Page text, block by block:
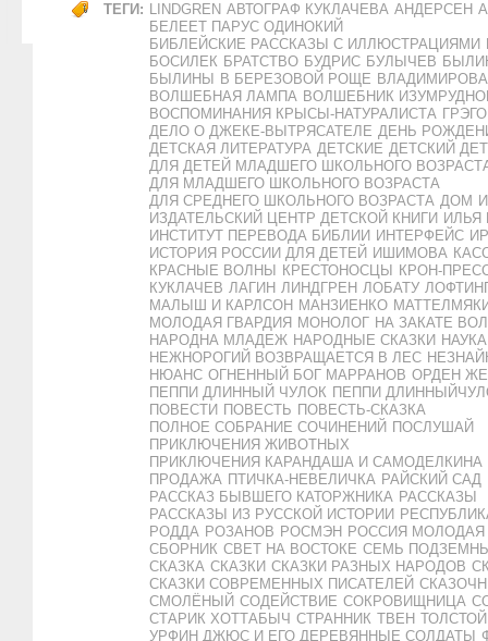
ТЕГИ: LINDGREN АВТОГРАФ КУКЛАЧЕВА АНДЕРСЕН
БЕЛЕЕТ ПАРУС ОДИНОКИЙ
БИБЛЕЙСКИЕ РАССКАЗЫ С ИЛЛЮСТРАЦИЯМИ
БОСИЛЕК БРАТСТВО БУДРИС БУЛЫЧЕВ
БЫЛИНЫ
В БЕРЕЗОВОЙ РОЩЕ ВЛАДИМИРОВА
ВОЛШЕБНАЯ ЛАМПА ВОЛШЕБНИК
ВОСПОМИНАНИЯ КРЫСЫ-НАТУРАЛИСТА
ДЕЛО О ДЖЕКЕ-ВЫТРЯСАТЕЛЕ ДЕНЬ
ДЕТСКАЯ ЛИТЕРАТУРА ДЕТСКИЕ ДЕТСКИЙ
ДЛЯ ДЕТЕЙ МЛАДШЕГО ШКОЛЬНОГО
ДЛЯ МЛАДШЕГО ШКОЛЬНОГО ВОЗРАСТА
ДЛЯ СРЕДНЕГО ШКОЛЬНОГО ВОЗРАСТА ДОМ
ИЗДАТЕЛЬСКИЙ ЦЕНТР ДЕТСКОЙ КНИГИ
ИНСТИТУТ ПЕРЕВОДА БИБЛИИ ИНТЕРФЕЙС
ИСТОРИЯ РОССИИ ДЛЯ ДЕТЕЙ ИШИМОВА
КРАСНЫЕ ВОЛНЫ
КРЕСТОНОСЦЫ
КРОН-
КУКЛАЧЕВ ЛАГИН ЛИНДГРЕН ЛОБАТУ
МАЛЫШ И КАРЛСОН МАНЗИЕНКО
МОЛОДАЯ ГВАРДИЯ МОНОЛОГ НА ЗАКАТЕ
НАРОДНА МЛАДЕЖ НАРОДНЫЕ СКАЗКИ НАУКА
НЕЖНОРОГИЙ ВОЗВРАЩАЕТСЯ В ЛЕС
НЮАНС ОГНЕННЫЙ БОГ МАРРАНОВ ОРДЕН
ПЕППИ ДЛИННЫЙ ЧУЛОК ПЕППИ
ПОВЕСТИ ПОВЕСТЬ ПОВЕСТЬ-СКАЗКА
ПОЛНОЕ СОБРАНИЕ СОЧИНЕНИЙ ПОСЛУШАЙ
ПРИКЛЮЧЕНИЯ ЖИВОТНЫХ
ПРИКЛЮЧЕНИЯ КАРАНДАША И САМОДЕЛКИНА
ПРОДАЖА ПТИЧКА-НЕВЕЛИЧКА РАЙСКИЙ САД
РАССКАЗ БЫВШЕГО КАТОРЖНИКА РАССКАЗЫ
РАССКАЗЫ ИЗ РУССКОЙ ИСТОРИИ
РОДДА РОЗАНОВ РОСМЭН РОССИЯ МОЛОДАЯ
СБОРНИК СВЕТ НА ВОСТОКЕ СЕМЬ
СКАЗКА СКАЗКИ СКАЗКИ РАЗНЫХ НАРОДОВ
СКАЗКИ СОВРЕМЕННЫХ ПИСАТЕЛЕЙ
СМОЛЁНЫЙ СОДЕЙСТВИЕ СОКРОВИЩНИЦА
СТАРИК ХОТТАБЫЧ СТРАННИК ТВЕН ТОЛСТОЙ
УРФИН ДЖЮС И ЕГО ДЕРЕВЯННЫЕ СОЛДАТЫ